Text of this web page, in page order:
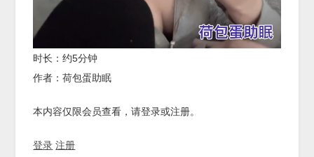
时长：约5分钟
作者：荷包蛋助眠
本内容仅限会员查看，请登录或注册。
登录 注册